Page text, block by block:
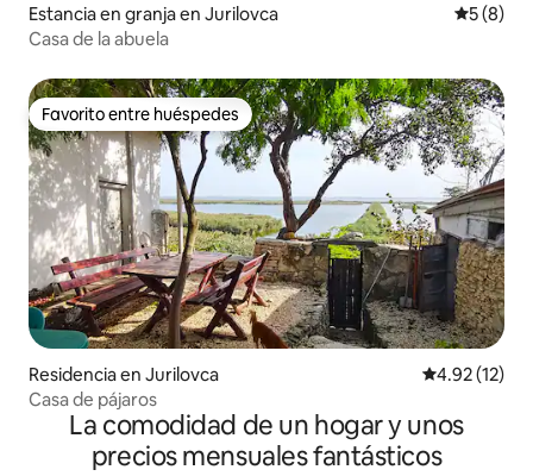
Estancia en granja en Jurilovca
5 (8)
Casa de la abuela
Favorito entre huéspedes
Favorito entre huéspedes
Residencia en Jurilovca Calificación
4.92 (12)
Casa de pájaros
La comodidad de un hogar y unos
precios mensuales fantásticos